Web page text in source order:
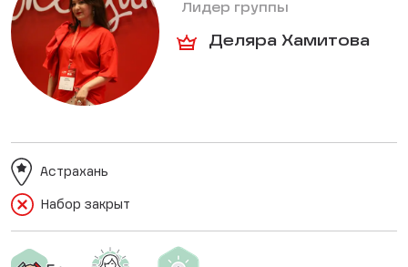
Лидер группы
Деляра Хамитова
Набор закрыт
Астрахань